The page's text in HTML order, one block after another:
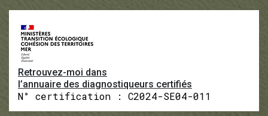
Retrouvez-moi dans
l’annuaire des diagnostiqueurs certifiés
N° certification : C2024-SE04-011